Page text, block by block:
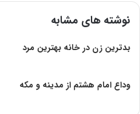
نوشته های مشابه
بدترین زن در خانه بهترین مرد
وداع امام هشتم از مدینه و مكه